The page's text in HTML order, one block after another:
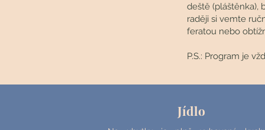
deště (pláštěnka),
raději si vemte
feratou nebo
P.S.: Program je
Jídlo